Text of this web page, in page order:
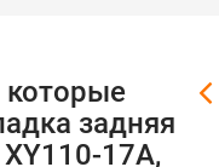
которые
задняя
17A,